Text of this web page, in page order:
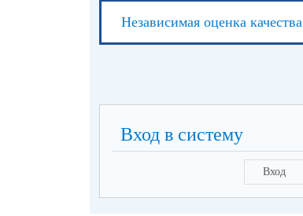
Независимая оценка качества
Вход в систему
Вход